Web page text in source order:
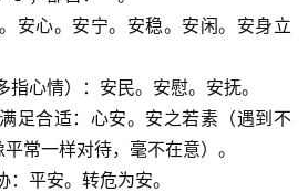
安心。安宁。安稳。安闲。安身立
心情）：安民。安慰。安抚。
足合适：心安。安之若素（遇到不
常一样对待，毫不在意）。
平安。转危为安。